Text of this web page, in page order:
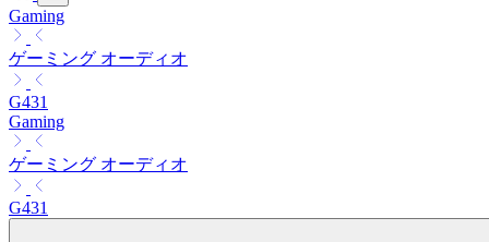
Gaming
ゲーミング オーディオ
G431
Gaming
ゲーミング オーディオ
G431